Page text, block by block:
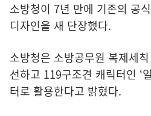
소방청이 7년 만에 기존의 공
디자인을 새 단장했다.
소방청은 소방공무원 복제세
선하고 119구조견 캐릭터인 ‘
터로 활용한다고 밝혔다.